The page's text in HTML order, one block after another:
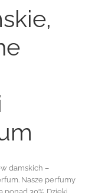
damskich –
Nasze perfumy